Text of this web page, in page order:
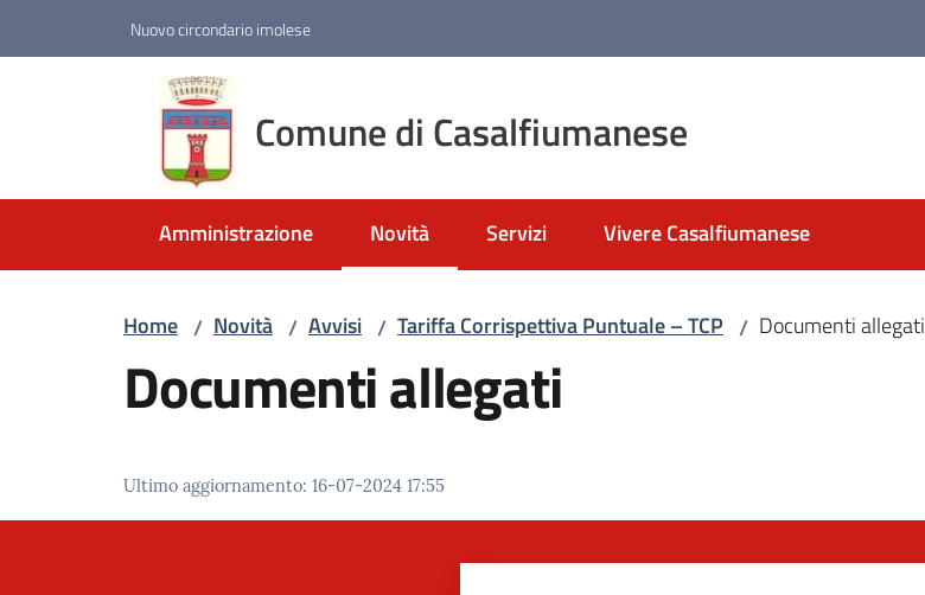
Nuovo circondario imolese
Comune di Casalfiumanese
Amministrazione Novità
Menu selezionato
Servizi Vivere Casalfiumanese
Home / Novità / Avvisi / Tariffa Corrispettiva Puntuale – TCP / Documenti allegati
Documenti allegati
Ultimo aggiornamento: 16-07-2024 17:55